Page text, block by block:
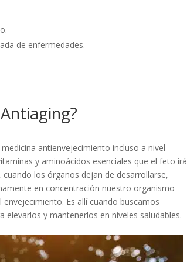
de enfermedades.
antienvejecimiento incluso a nivel
y aminoácidos esenciales que el feto irá
los órganos dejan de desarrollarse,
en concentración nuestro organismo
Es allí cuando buscamos
y mantenerlos en niveles saludables.